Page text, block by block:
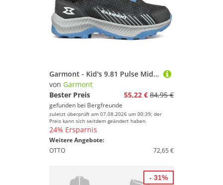
Garmont - Kid's 9.81 Pulse Mid WP - Wanderschuhe Gr 25 grau
von Garmont
Bester Preis
55,22 € 84,95 €
gefunden bei Bergfreunde
zuletzt überprüft am 07.08.2026 um 00:39; der
Preis kann sich seitdem geändert haben.
24% Ersparnis
Weitere Angebote:
OTTO
72,65 €
- 31%